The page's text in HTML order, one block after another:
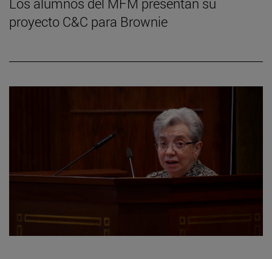
proyecto C&C para Brownie